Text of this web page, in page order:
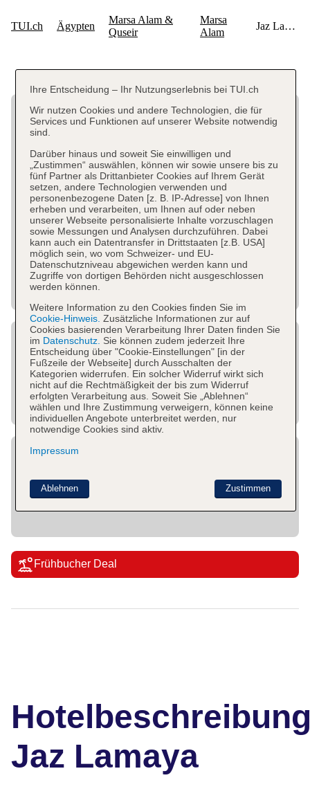
Frühbucher Deal
Jaz Lamaya
Ihre Entscheidung – Ihr Nutzungserlebnis bei TUI.ch
Wir nutzen Cookies und andere Technologien, die für
Services und Funktionen auf unserer Website notwendig
sind.
Darüber hinaus und soweit Sie einwilligen und
„Zustimmen“ auswählen, können wir sowie unsere bis zu
fünf Partner als Drittanbieter Cookies auf Ihrem Gerät
setzen, andere Technologien verwenden und
personenbezogene Daten [z. B. IP-Adresse] von Ihnen
erheben und verarbeiten, um Ihnen auf oder neben
unserer Webseite personalisierte Inhalte vorzuschlagen
sowie Messungen und Analysen durchzuführen. Dabei
kann auch ein Datentransfer in Drittstaaten [z.B. USA]
möglich sein, wo vom Schweizer- und EU-
Datenschutzniveau abgewichen werden kann und
Zugriffe von dortigen Behörden nicht ausgeschlossen
werden können.
Weitere Information zu den Cookies finden Sie im
Cookie-Hinweis. Zusätzliche Informationen zur auf
Cookies basierenden Verarbeitung Ihrer Daten finden Sie
im Datenschutz. Sie können zudem jederzeit Ihre
Entscheidung über "Cookie-Einstellungen" [in der
Fußzeile der Webseite] durch Ausschalten der
Kategorien widerrufen. Ein solcher Widerruf wirkt sich
nicht auf die Rechtmäßigkeit der bis zum Widerruf
erfolgten Verarbeitung aus. Soweit Sie „Ablehnen“
wählen und Ihre Zustimmung verweigern, können keine
individuellen Angebote unterbreitet werden, nur
notwendige Cookies sind aktiv.
Impressum
Zustimmen
Ablehnen